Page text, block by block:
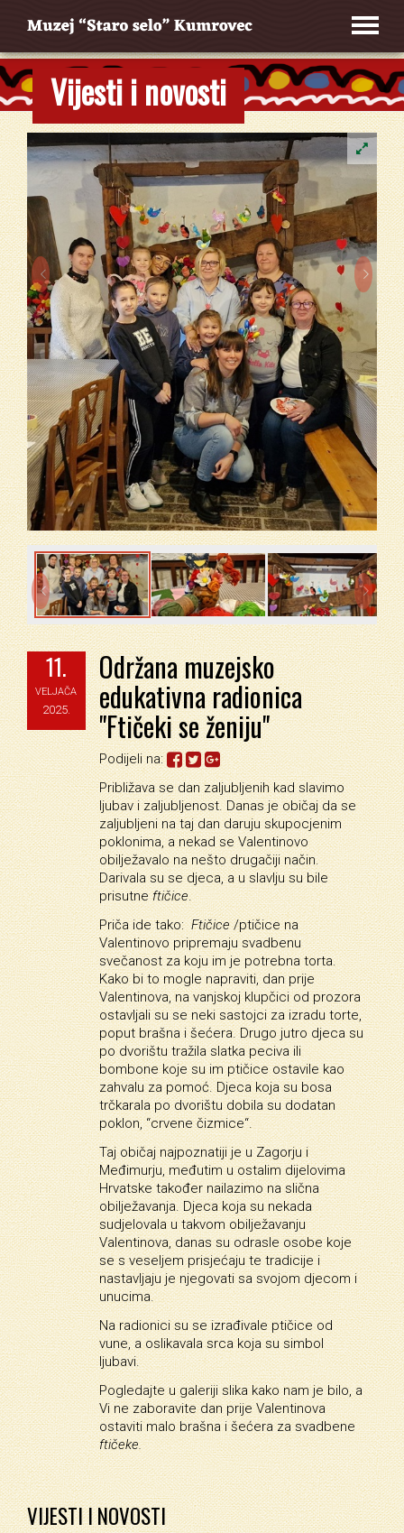
Vijesti i novosti
 
 
11.
VELJAČA
2025.
Održana muzejsko
edukativna radionica
"Ftičeki se ženiju"
Podijeli na:
Približava se dan zaljubljenih kad slavimo
ljubav i zaljubljenost. Danas je običaj da se
zaljubljeni na taj dan daruju skupocjenim
poklonima, a nekad se Valentinovo
obilježavalo na nešto drugačiji način.
Darivala su se djeca, a u slavlju su bile
prisutneftičice.
Priča ide tako: Ftičice/ptičice na
Valentinovo pripremaju svadbenu
svečanost za koju im je potrebna torta.
Kako bi to mogle napraviti, dan prije
Valentinova, na vanjskoj klupčici od prozora
ostavljali su se neki sastojci za izradu torte,
poput brašna i šećera. Drugo jutro djeca su
po dvorištu tražila slatka peciva ili
bombone koje su im ptičice ostavile kao
zahvalu za pomoć. Djeca koja su bosa
trčkarala po dvorištu dobila su dodatan
poklon, “crvene čizmice“.
Taj običaj najpoznatiji je u Zagorju i
Međimurju, međutim u ostalim dijelovima
Hrvatske također nailazimo na slična
obilježavanja. Djeca koja su nekada
sudjelovala u takvom obilježavanju
Valentinova, danas su odrasle osobe koje
se s veseljem prisjećaju te tradicije i
nastavljaju je njegovati sa svojom djecom i
unucima.
Na radionici su se izrađivale ptičice od
vune, a oslikavala srca koja su simbol
ljubavi.
Pogledajte u galeriji slika kako nam je bilo, a
Vi ne zaboravite dan prije Valentinova
ostaviti malo brašna i šećera za svadbene
ftičeke.
VIJESTI I NOVOSTI